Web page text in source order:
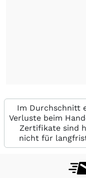
Im Durchschnitt
Verluste beim
Zertifikate sind
nicht für